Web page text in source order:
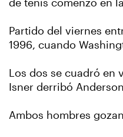
de tenis comenzó en
Partido del viernes
1996, cuando
Los dos se cuadró en
Isner derribó
Ambos hombres